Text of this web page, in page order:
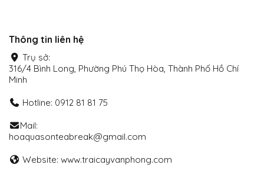
Thông tin liên hệ
Trụ sở:
316/4 Bình Long, Phường Phú Thọ Hòa, Thành Phố Hồ Chí
Minh
Hotline: 0912 81 81 75
Mail:
hoaquasonteabreak@gmail.com
Website: www.traicayvanphong.com